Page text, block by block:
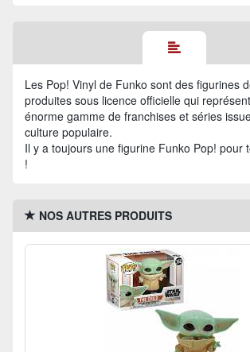
Les Pop! Vinyl de Funko sont des figurines
produites sous licence officielle qui
énorme gamme de franchises et séries
culture populaire.
Il y a toujours une figurine Funko Pop! pour
!
NOS AUTRES PRODUITS